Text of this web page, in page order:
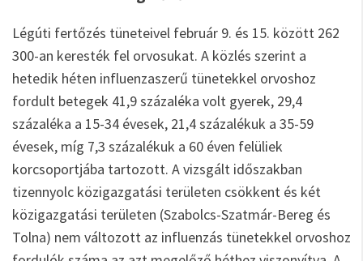
Légúti fertőzés tüneteivel február 9. és 15. között 262
300-an keresték fel orvosukat. A közlés szerint a
hetedik héten influenzaszerű tünetekkel orvoshoz
fordult betegek 41,9 százaléka volt gyerek, 29,4
százaléka a 15-34 évesek, 21,4 százalékuk a 35-59
évesek, míg 7,3 százalékuk a 60 éven felüliek
korcsoportjába tartozott. A vizsgált időszakban
tizennyolc közigazgatási területen csökkent és két
közigazgatási területen (Szabolcs-Szatmár-Bereg és
Tolna) nem változott az influenzás tünetekkel orvoshoz